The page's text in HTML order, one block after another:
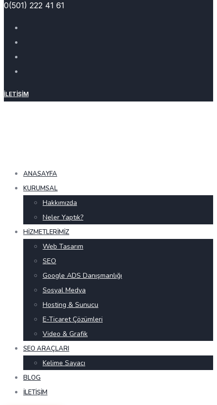
0(501) 222 41 61
İLETIŞIM
ANASAYFA
KURUMSAL
Hakkımızda
Neler Yaptık?
HIZMETLERIMIZ
Web Tasarım
SEO
Google ADS Danışmanlığı
Sosyal Medya
Hosting & Sunucu
E-Ticaret Çözümleri
Video & Grafik
SEO ARAÇLARI
Kelime Sayacı
BLOG
İLETIŞIM